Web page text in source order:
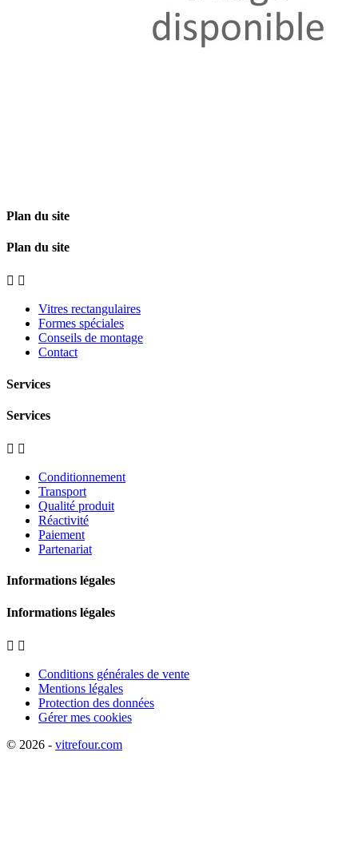
Plan du site
Plan du site
 
Vitres rectangulaires
Formes spéciales
Conseils de montage
Contact
Services
Services
 
Conditionnement
Transport
Qualité produit
Réactivité
Paiement
Partenariat
Informations légales
Informations légales
 
Conditions générales de vente
Mentions légales
Protection des données
Gérer mes cookies
© 2026 - vitrefour.com